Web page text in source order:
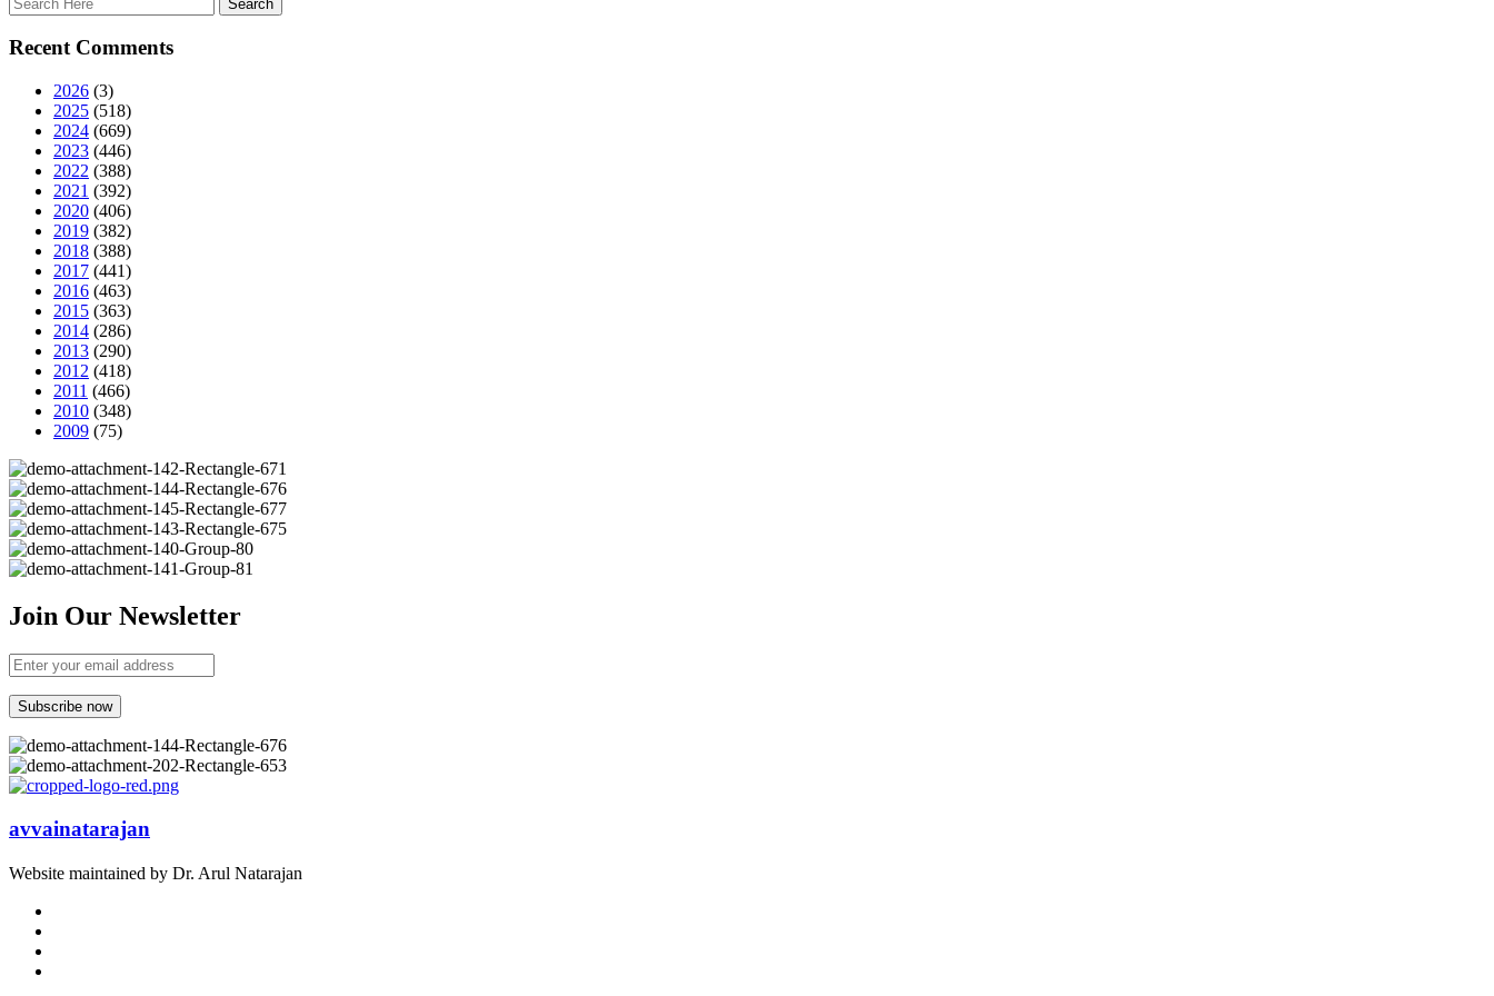
Recent Comments
2026 (3)
2025 (518)
2024 (669)
2023 (446)
2022 (388)
2021 (392)
2020 (406)
2019 (382)
2018 (388)
2017 (441)
2016 (463)
2015 (363)
2014 (286)
2013 (290)
2012 (418)
2011 (466)
2010 (348)
2009 (75)
Join Our Newsletter
avvainatarajan
Website maintained by Dr. Arul Natarajan